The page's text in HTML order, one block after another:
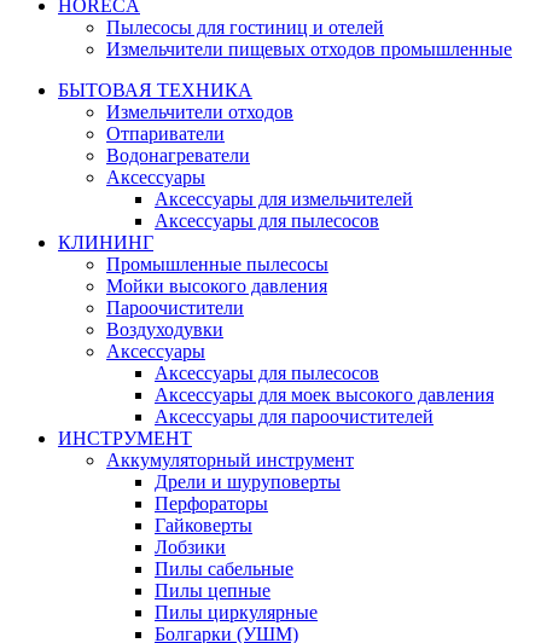
HORECA
Пылесосы для гостиниц и отелей
Измельчители пищевых отходов промышленные
БЫТОВАЯ ТЕХНИКА
Измельчители отходов
Отпариватели
Водонагреватели
Аксессуары
Аксессуары для измельчителей
Аксессуары для пылесосов
КЛИНИНГ
Промышленные пылесосы
Мойки высокого давления
Пароочистители
Воздуходувки
Аксессуары
Аксессуары для пылесосов
Аксессуары для моек высокого давления
Аксессуары для пароочистителей
ИНСТРУМЕНТ
Аккумуляторный инструмент
Дрели и шуруповерты
Перфораторы
Гайковерты
Лобзики
Пилы сабельные
Пилы цепные
Пилы циркулярные
Болгарки (УШМ)